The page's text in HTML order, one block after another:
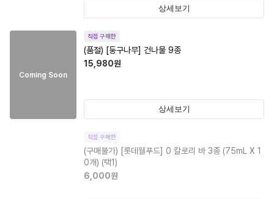
상세보기
Coming Soon
직접 구매한
(품절) [둥구나무] 건나물 9종
15,980원
상세보기
직접 구매한
(구매불가) [롯데웰푸드] 0 칼로리 바 3종 (75mL X 1
0개) (택1)
6,000원